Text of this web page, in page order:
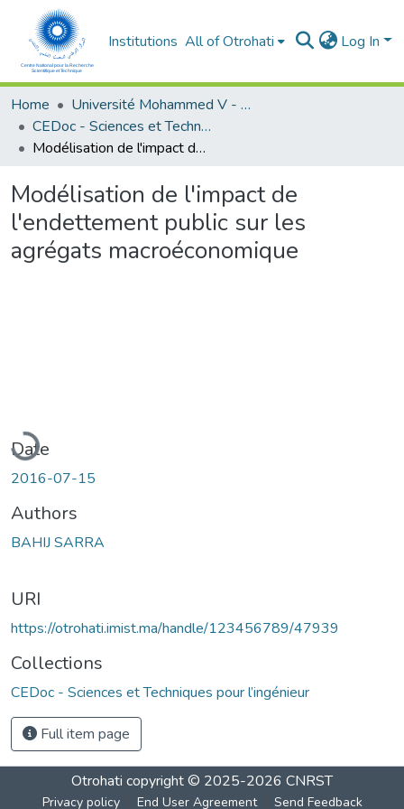
Institutions All of Otrohati Log In
Home
Université Mohammed V - Rabat
CEDoc - Sciences et Techniques pour l’ingénieur
Modélisation de l'impact de l'endettement public sur les agrégats macroéconomique
Modélisation de l'impact de
l'endettement public sur les
agrégats macroéconomique
Date
2016-07-15
Authors
BAHIJ SARRA
URI
https://otrohati.imist.ma/handle/123456789/47939
Collections
CEDoc - Sciences et Techniques pour l’ingénieur
Full item page
Otrohati copyright © 2025-2026 CNRST
Privacy policy End User Agreement Send Feedback